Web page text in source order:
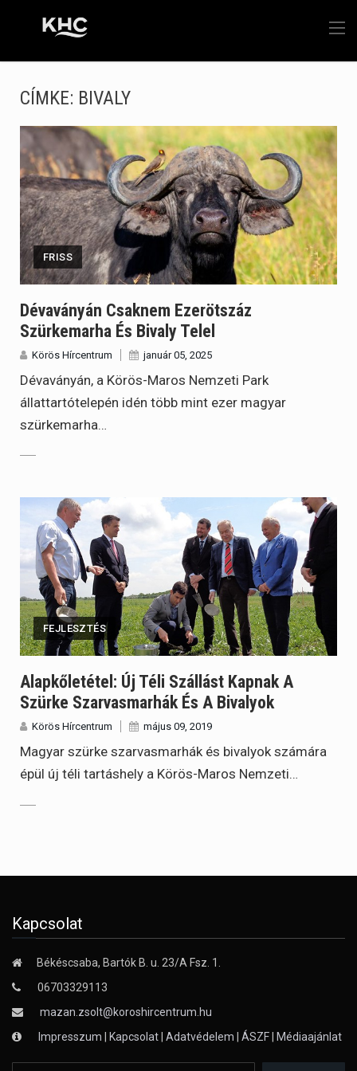
CÍMKE: BIVALY
FRISS
Dévaványán Csaknem Ezerötszáz
Szürkemarha És Bivaly Telel
Körös Hírcentrum január 05, 2025
Dévaványán, a Körös-Maros Nemzeti Park
állattartótelepén idén több mint ezer magyar
szürkemarha…
FEJLESZTÉS
Alapkőletétel: Új Téli Szállást Kapnak A
Szürke Szarvasmarhák És A Bivalyok
Körös Hírcentrum május 09, 2019
Magyar szürke szarvasmarhák és bivalyok számára
épül új téli tartáshely a Körös-Maros Nemzeti…
Kapcsolat
Békéscsaba, Bartók B. u. 23/A Fsz. 1.
06703329113
mazan.zsolt@koroshircentrum.hu
Impresszum | Kapcsolat| Adatvédelem | ÁSZF| Médiaajánlat